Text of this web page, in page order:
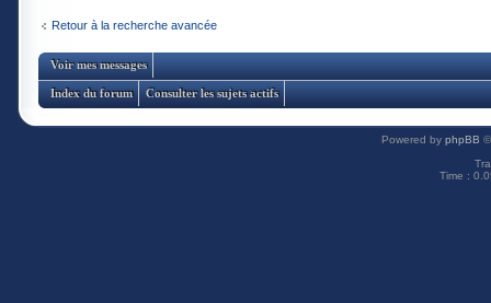
Retour à la recherche avancée
Voir mes messages
Index du forum Consulter les sujets actifs
Powered by phpBB
Time :